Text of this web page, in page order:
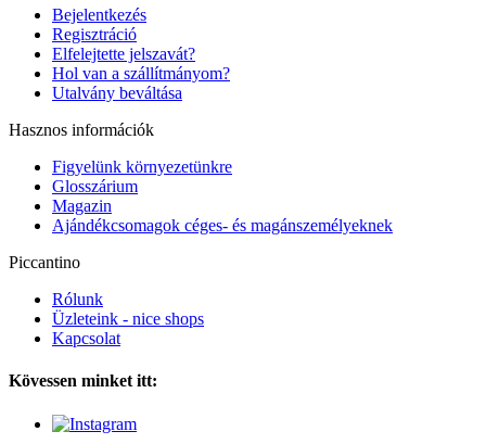
Bejelentkezés
Regisztráció
Elfelejtette jelszavát?
Hol van a szállítmányom?
Utalvány beváltása
Hasznos információk
Figyelünk környezetünkre
Glosszárium
Magazin
Ajándékcsomagok céges- és magánszemélyeknek
Piccantino
Rólunk
Üzleteink - nice shops
Kapcsolat
Kövessen minket itt: